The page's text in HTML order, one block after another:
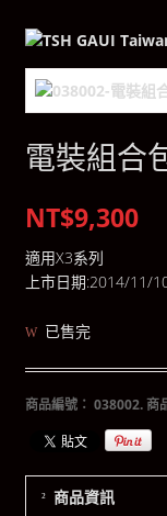
電裝組合
NT$9,300
適用X3系列
上市日期:2014/11/
已售完
商品編號： 038002.商
商品資訊